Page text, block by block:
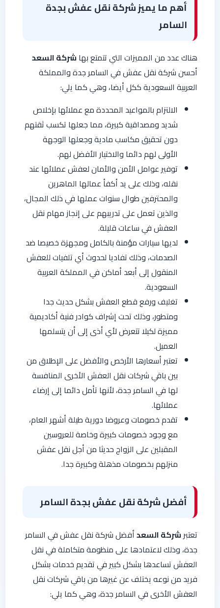
أهم ما يميز شركة نقل عفش بجدة
السامر
هناك عدد من المميزات التي تتمتع بهاشركة السعد
أحسن شركة نقل عفش في السامر جدة والمملكة
العربية السعودية ككل أيضا، وهي كما يلي:
الالتزام بالمواعيد المحددة مع عملائها بإخلاص
شديد ومصداقية كبيرة، مما جعلها تكسب ثقتهم
دون تحقيق مكاسب مادية وجعلها الوجهة
الأولى لهم دائما والاختيار الأفضل لهم.
توفير عوامل الأمن والأمان لعفش عملائها عند
نقله، وذلك على يد أكفأ عمالها الماهرين
والمحترفين طوال سنوات عملها في ذلك المجال،
والذين تعمل على تدريبهم على إنجاز مهام نقل
العفش في ساعات قليلة.
لديها سيارات مؤمنة بالكامل ومجهزة خصيصا ضد
الصدمات، وذلك تفاديا لحدوث أي تلفيات للعفش
المنقول إلى أبعد أماكن في المملكة العربية
السعودية.
تغليف ورفع قطع العفش بشكل حديث جدا
ومتطور، وذلك تحت إشراف كوادر فنية أكاديمية
مميزة لكيلا تتعرض لأي أذى إلى أن يتسلمها
العميل.
تعتبر أسعارها الأرخص والأفضل على الإطلاق من
بين باقي شركات نقل العفش الأخرى المنافسة
لها في السامر جدة، لأنها تأمل دائما إلى إرضاء
عملائها.
تقدم خصومات وعروضا دورية طيلة أشهر العام،
مع وجود خصومات كبيرة وخاصة للعروسين
المقبلين على الزواج حديثا من أجل نقل عفش
منزلهم بخصومات مذهلة وكبيرة جدا.
أفضل شركة نقل عفش بجدة السامر
تعتبرشركة السعدأفضل شركة نقل عفش في السامر
جدة، وذلك لاعتمادها على منظومة متكاملة في نقل
العفش تساعدها بشكل كبير في تقديم خدمات بشكل
فريد من نوعه يختلف عن غيرها من باقي شركات نقل
العفش الأخرى في السامر جدة، وهي كما يلي: